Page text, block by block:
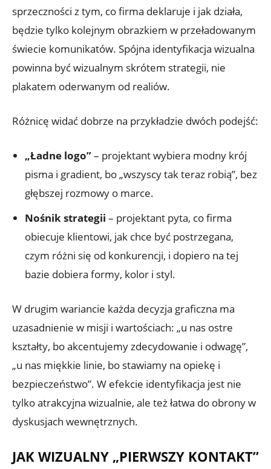
sprzeczności z tym, co firma deklaruje i jak działa,
będzie tylko kolejnym obrazkiem w przeładowanym
świecie komunikatów. Spójna identyfikacja wizualna
powinna być wizualnym skrótem strategii, nie
plakatem oderwanym od realiów.
Różnicę widać dobrze na przykładzie dwóch podejść:
„Ładne logo”– projektant wybiera modny krój
pisma i gradient, bo „wszyscy tak teraz robią”, bez
głębszej rozmowy o marce.
Nośnik strategii – projektant pyta, co firma
obiecuje klientowi, jak chce być postrzegana,
czym różni się od konkurencji, i dopiero na tej
bazie dobiera formy, kolor i styl.
W drugim wariancie każda decyzja graficzna ma
uzasadnienie w misji i wartościach: „u nas ostre
kształty, bo akcentujemy zdecydowanie i odwagę”,
„u nas miękkie linie, bo stawiamy na opiekę i
bezpieczeństwo”. W efekcie identyfikacja jest nie
tylko atrakcyjna wizualnie, ale też łatwa do obrony w
dyskusjach wewnętrznych.
JAK WIZUALNY „PIERWSZY KONTAKT”